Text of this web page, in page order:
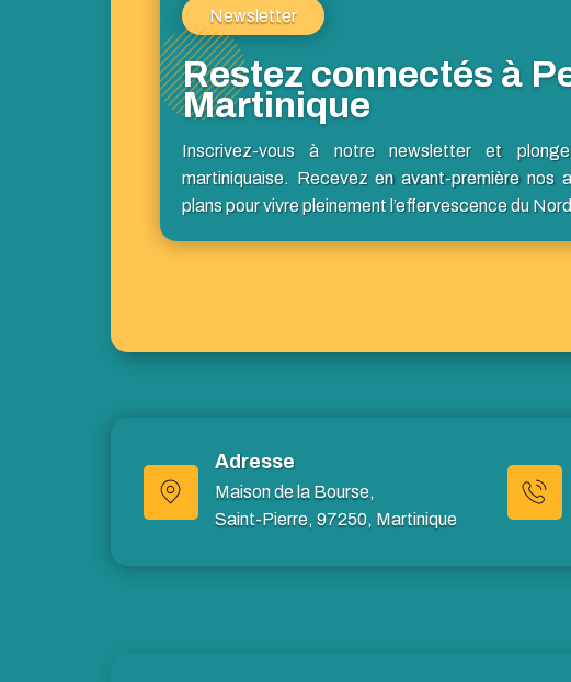
Newsletter
Restez connectés à
Martinique
Inscrivez-vous à notre newsletter et
martiniquaise. Recevez en avant-première nos
plans pour vivre pleinement l’effervescence du
Adresse
Maison de la Bourse,
Saint-Pierre, 97250, Martinique